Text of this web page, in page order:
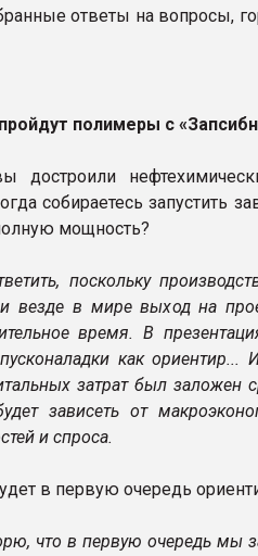
ответы на вопросы,
полимеры с
достроили
собираетесь запустить
мощность?
поскольку
и везде в мире выход на
время. В
как ориентир...
затрат был заложен
зависеть от
и спроса.
в первую очередь
что в первую очередь мы